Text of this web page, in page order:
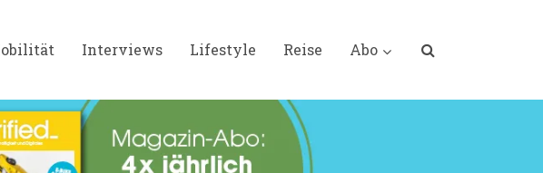
Interviews Lifestyle Reise Abo